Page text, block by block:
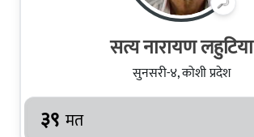
सत्य नारायण लहुटिया
सुनसरी-४, कोशी प्रदेश
३९ मत